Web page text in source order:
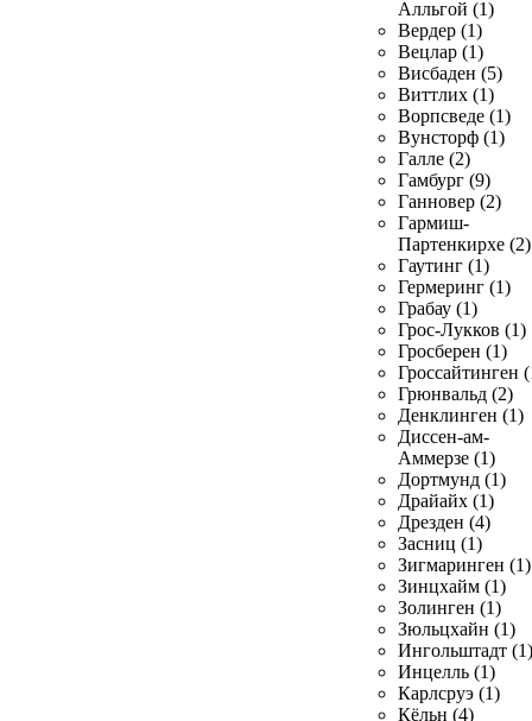
Алльгой (1)
Вердер (1)
Вецлар (1)
Висбаден (5)
Виттлих (1)
Ворпсведе (1)
Вунсторф (1)
Галле (2)
Гамбург (9)
Ганновер (2)
Гармиш-
Партенкирхе (2)
Гаутинг (1)
Гермеринг (1)
Грабау (1)
Грос-Лукков (1)
Гросберен (1)
Гроссайтинген
Грюнвальд (2)
Денклинген (1)
Диссен-ам-
Аммерзе (1)
Дортмунд (1)
Драйайх (1)
Дрезден (4)
Засниц (1)
Зигмаринген (1)
Зинцхайм (1)
Золинген (1)
Зюльцхайн (1)
Ингольштадт (1)
Инцелль (1)
Карлсруэ (1)
Кёльн (4)